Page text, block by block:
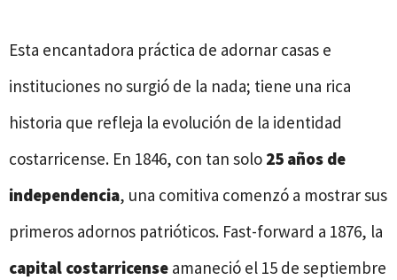
Esta encantadora práctica de adornar casas e
instituciones no surgió de la nada; tiene una rica
historia que refleja la evolución de la identidad
costarricense. En 1846, con tan solo 25 años de
independencia, una comitiva comenzó a mostrar sus
primeros adornos patrióticos. Fast-forward a 1876, la
capital costarricense amaneció el 15 de septiembre